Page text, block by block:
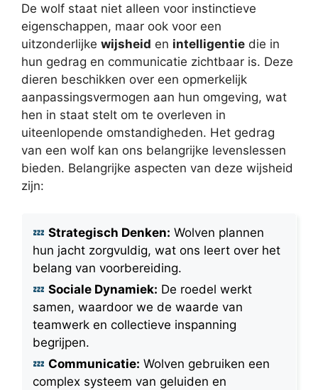
De wolf staat niet alleen voor instinctieve
eigenschappen, maar ook voor een
uitzonderlijke wijsheid en intelligentie die in
hun gedrag en communicatie zichtbaar is. Deze
dieren beschikken over een opmerkelijk
aanpassingsvermogen aan hun omgeving, wat
hen in staat stelt om te overleven in
uiteenlopende omstandigheden. Het gedrag
van een wolf kan ons belangrijke levenslessen
bieden. Belangrijke aspecten van deze wijsheid
zijn:
Strategisch Denken: Wolven plannen
hun jacht zorgvuldig, wat ons leert over het
belang van voorbereiding.
Sociale Dynamiek: De roedel werkt
samen, waardoor we de waarde van
teamwerk en collectieve inspanning
begrijpen.
Communicatie: Wolven gebruiken een
complex systeem van geluiden en